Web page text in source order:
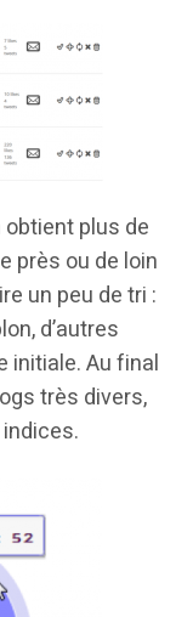
plus de
près ou de loin
un peu de tri :
d’autres
initiale. Au final
très divers,